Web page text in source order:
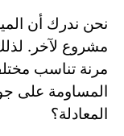
نحن ندرك أن
مشروع لآخر.
مرنة تناسب
المساومة على
المعادلة؟